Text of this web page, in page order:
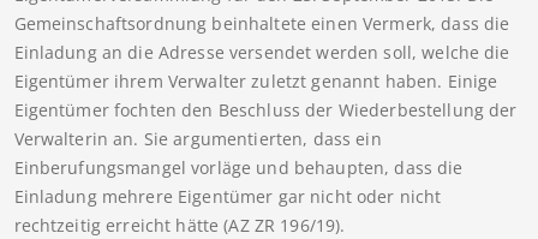
Gemeinschaftsordnung beinhaltete einen Vermerk, dass die
Einladung an die Adresse versendet werden soll, welche die
Eigentümer ihrem Verwalter zuletzt genannt haben. Einige
Eigentümer fochten den Beschluss der Wiederbestellung der
Verwalterin an. Sie argumentierten, dass ein
Einberufungsmangel vorläge und behaupten, dass die
Einladung mehrere Eigentümer gar nicht oder nicht
rechtzeitig erreicht hätte (AZ ZR 196/19).